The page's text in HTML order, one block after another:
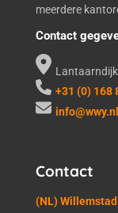
meerdere
Contact
+31 (0) 168
info@wwy.nl
Contact
(NL) Willemstad